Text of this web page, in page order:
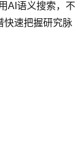
AI语义搜索，不
快速把握研究脉